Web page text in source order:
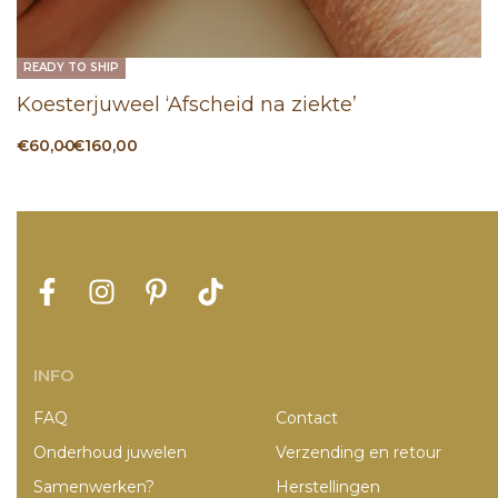
READY TO SHIP
Koesterjuweel ‘Afscheid na ziekte’
€60,00€160,00
INFO
FAQ
Onderhoud juwelen
Samenwerken?
Contact
Verzending en retour
Herstellingen